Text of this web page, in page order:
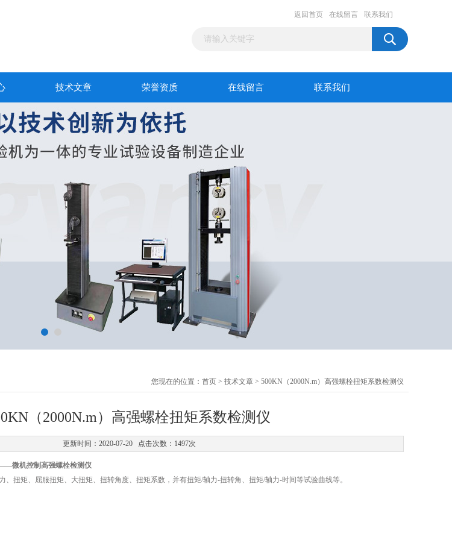
返回首页 在线留言 联系我们
技术文章 荣誉资质 在线留言 联系我们
您现在的位置： 首页 > 技术文章 > 500KN（2000N.m）高强螺栓扭矩系数检测仪
（2000N.m）高强螺栓扭矩系数检测仪
更新时间：2020-07-20 点击次数：1497次
微机控制高强螺栓检测仪
、扭矩、屈服扭矩、大扭矩、扭转角度、扭矩系数，并有扭矩/轴力-扭转角、扭矩/轴力-时间等试验曲线等。